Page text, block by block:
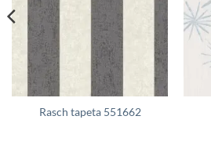
Rasch tapeta 551662